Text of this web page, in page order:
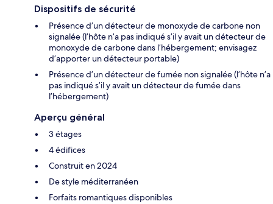
Dispositifs de sécurité
Présence d’un détecteur de monoxyde de carbone non
signalée (l’hôte n’a pas indiqué s’il y avait un détecteur de
monoxyde de carbone dans l’hébergement; envisagez
d’apporter un détecteur portable)
Présence d’un détecteur de fumée non signalée (l’hôte n’a
pas indiqué s’il y avait un détecteur de fumée dans
l’hébergement)
Aperçu général
3 étages
4 édifices
Construit en 2024
De style méditerranéen
Forfaits romantiques disponibles